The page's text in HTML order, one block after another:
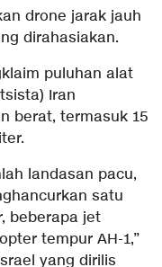
drone jarak jauh
dirahasiakan.
puluhan alat
Iran
berat, termasuk 15
landasan pacu,
satu
beberapa jet
tempur AH-1,”
yang dirilis